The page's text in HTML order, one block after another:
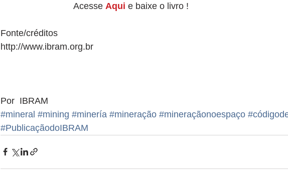
                             Acesse
Aqui e baixe o livro !
Fonte/créditos
http://www.ibram.org.br
Por  IBRAM
#mineral #mining #minería #mineração #mineraçãonoespaço
#PublicaçãodoIBRAM